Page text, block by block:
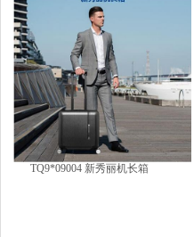
TQ9*09004 新秀丽机长箱